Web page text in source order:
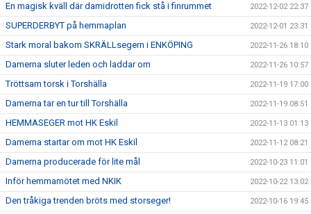
En magisk kväll där damidrotten fick stå i finrummet 2022-12-02 22:37
SUPERDERBYT på hemmaplan 2022-12-01 23:31
Stark moral bakom SKRÄLLsegern i ENKÖPING 2022-11-26 18:10
Damerna sluter leden och laddar om 2022-11-26 10:57
Tröttsam torsk i Torshälla 2022-11-19 17:00
Damerna tar en tur till Torshälla 2022-11-19 08:51
HEMMASEGER mot HK Eskil 2022-11-13 01:13
Damerna startar om mot HK Eskil 2022-11-12 08:21
Damerna producerade för lite mål 2022-10-23 11:01
Inför hemmamötet med NKIK 2022-10-22 13:02
Den tråkiga trenden bröts med storseger! 2022-10-16 19:45